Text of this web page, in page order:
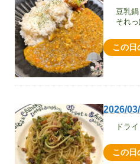
豆乳
それ
この日
2026/
ドラ
この日